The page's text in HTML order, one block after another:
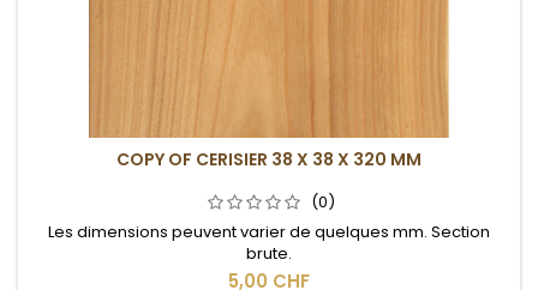
COPY OF CERISIER 38 X 38 X 320 MM
(0)
Les dimensions peuvent varier de quelques mm. Section
brute.
5,00 CHF